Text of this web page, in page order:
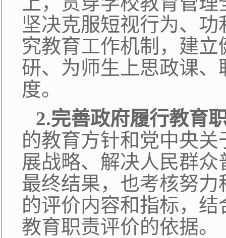
坚决克服短视行为、
究教育工作机制，建
研、为师生上思政课
度。
2.完善政府履行教育
的教育方针和党中央
展战略、解决人民群
最终结果，也考核努
的评价内容和指标，
教育职责评价的依据。